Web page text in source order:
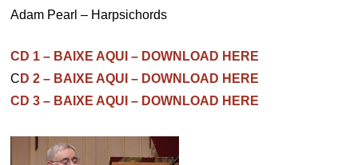
Adam Pearl – Harpsichords
CD 1 – BAIXE AQUI – DOWNLOAD HERE
C D 2 – BAIXE AQUI – DOWNLOAD HERE
CD 3 – BAIXE AQUI – DOWNLOAD HERE